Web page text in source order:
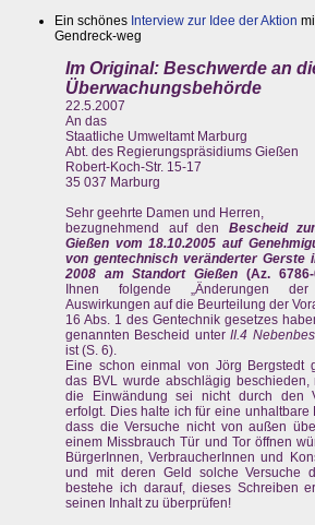
Ein schönes Interview zur Idee der Aktion
Gendreck-weg
Im Original: Beschwerde an
Überwachungsbehörde
22.5.2007
An das
Staatliche Umweltamt Marburg
Abt. des Regierungspräsidiums Gießen
Robert-Koch-Str. 15-17
35 037 Marburg
Sehr geehrte Damen und Herren,
bezugnehmend auf den Bescheid
Gießen vom 18.10.2005 auf
von gentechnisch veränderter Gerste
2008 am Standort Gießen (Az. 6786-
Ihnen folgende „Änderungen
Auswirkungen auf die Beurteilung der
16 Abs. 1 des Gentechnik gesetzes
genannten Bescheid unterII.4
ist (S. 6).
Eine schon einmal von Jörg Bergstedt
das BVL wurde abschlägig beschieden,
die Einwändung sei nicht durch den
erfolgt. Dies halte ich für eine unhaltbare
dass die Versuche nicht von außen
einem Missbrauch Tür und Tor öffnen
BürgerInnen, VerbraucherInnen und
und mit deren Geld solche Versuche
bestehe ich darauf, dieses Schreiben
seinen Inhalt zu überprüfen!